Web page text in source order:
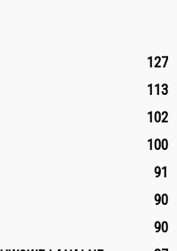
127
113
102
100
91
90
90